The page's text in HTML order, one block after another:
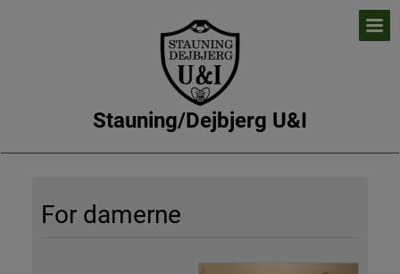
Stauning/Dejbjerg U&I
For damerne